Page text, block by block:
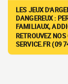
LES JEUX
DANGEREUX :
FAMILIAUX,
RETROUVEZ
SERVICE.FR (09